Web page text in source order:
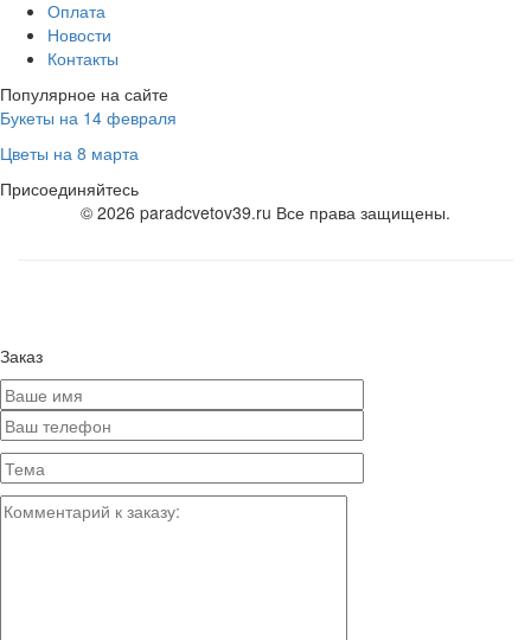
Оплата
Новости
Контакты
Популярное на сайте
Букеты на 14 февраля
Цветы на 8 марта
Присоединяйтесь
© 2026 paradcvetov39.ru Все права защищены.
Заказ